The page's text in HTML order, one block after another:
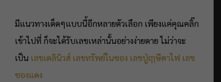
มีแนวทางเด็ดๆแบบนี้อีกหลายตัวเลือก เพียงแค่คุณคลิ๊ก
เข้าไปที่ ก็จะได้รับเลขเหล่านั้นอย่างง่ายดาย ไม่ว่าจะ
เป็น เลขเดลินิวส์ เลขทรัพย์ในซอง เลขปู่ฤๅษีตาไฟ เลข
ซองแดง